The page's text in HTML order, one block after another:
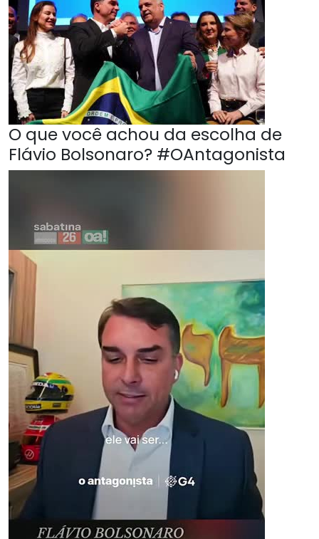
O que você achou da escolha de
Flávio Bolsonaro? #OAntagonista